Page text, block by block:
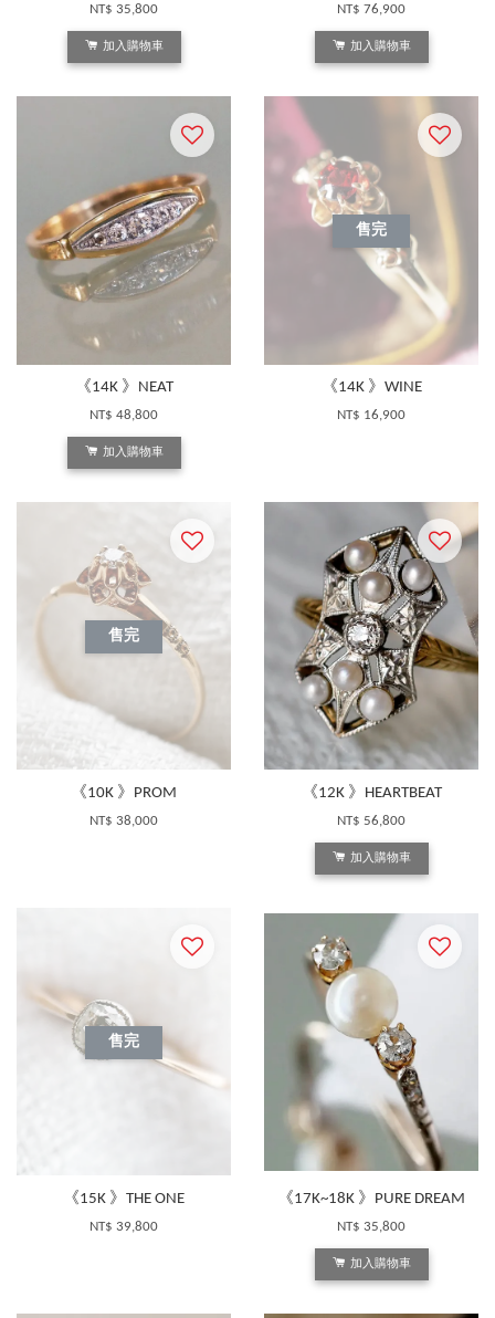
NT$ 35,800
加入購物車
NT$ 76,900
加入購物車
《14K 》NEAT
NT$ 48,800
加入購物車
售完
《14K 》WINE
NT$ 16,900
售完
《10K 》PROM
NT$ 38,000
《12K 》HEARTBEAT
NT$ 56,800
加入購物車
售完
《15K 》THE ONE
NT$ 39,800
《17K~18K 》PURE DREAM
NT$ 35,800
加入購物車